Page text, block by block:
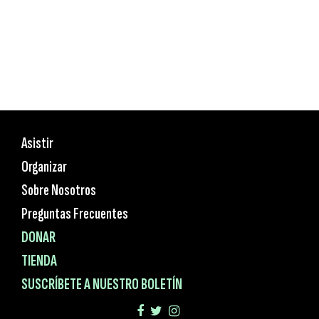
Asistir
Organizar
Sobre Nosotros
Preguntas Frecuentes
DONAR
TIENDA
SUSCRÍBETE A NUESTRO BOLETÍN